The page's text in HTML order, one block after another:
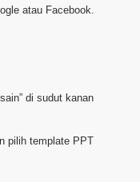
atau Facebook.
di sudut kanan
pilih template PPT